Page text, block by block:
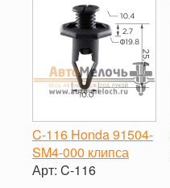
C-116 Honda 91504-
SM4-000 клипса
Арт: C-116